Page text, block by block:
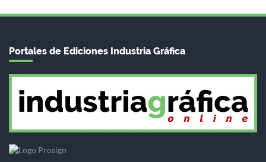
Portales de Ediciones Industria Gráfica